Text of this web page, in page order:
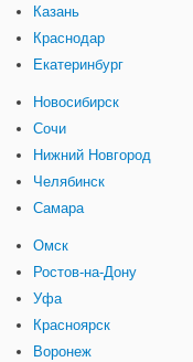
Казань
Краснодар
Екатеринбург
Новосибирск
Сочи
Нижний Новгород
Челябинск
Самара
Омск
Ростов-на-Дону
Уфа
Красноярск
Воронеж